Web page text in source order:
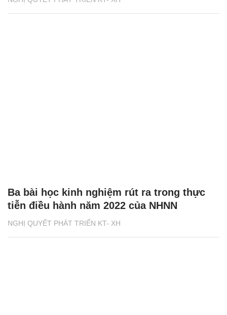
NGHỊ QUYẾT PHÁT TRIỂN KT- XH
Ba bài học kinh nghiệm rút ra trong thực
tiễn điều hành năm 2022 của NHNN